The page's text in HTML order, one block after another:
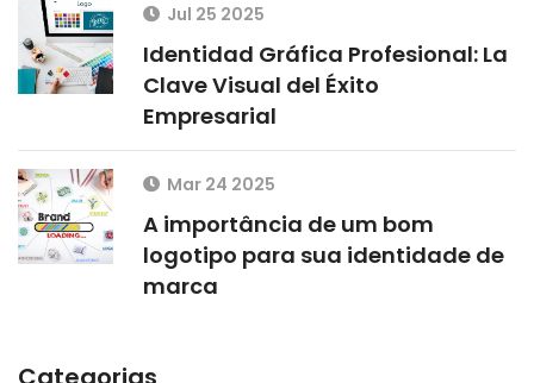
Jul 25 2025
Identidad Gráfica Profesional: La
Clave Visual del Éxito
Empresarial
Mar 24 2025
A importância de um bom
logotipo para sua identidade de
marca